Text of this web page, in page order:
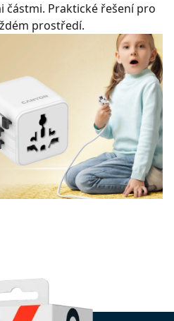
částmi. Praktické řešení pro
prostředí.